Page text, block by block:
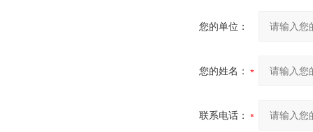
您的单位：
您的姓名：
联系电话：